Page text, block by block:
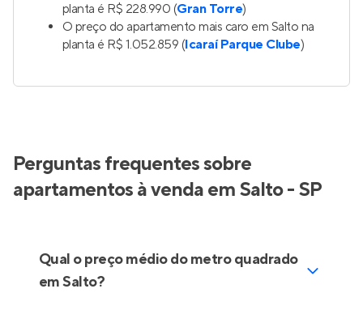
planta é R$ 228.990 (Gran Torre)
O preço do apartamento mais caro em Salto na
planta é R$ 1.052.859 (Icaraí Parque Clube)
Perguntas frequentes sobre
apartamentos à venda em Salto - SP
Qual o preço médio do metro quadrado
em Salto?